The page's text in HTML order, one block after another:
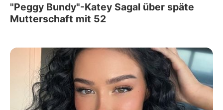
"Peggy Bundy"-Katey Sagal über späte
Mutterschaft mit 52